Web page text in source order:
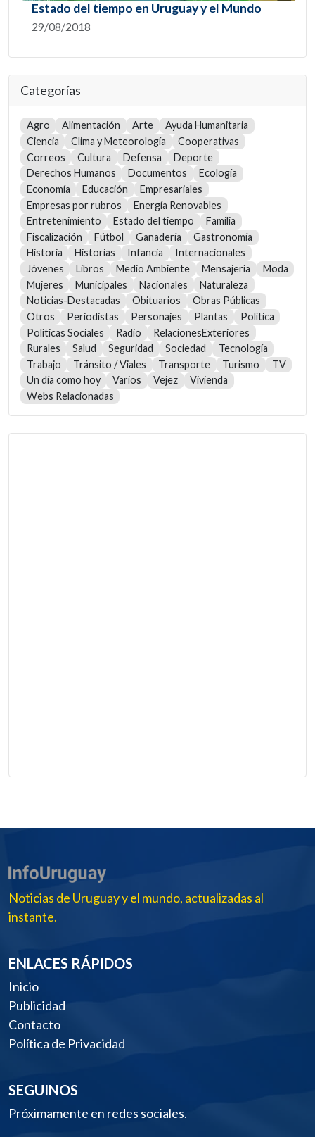
Estado del tiempo en Uruguay y el Mundo
29/08/2018
Categorías
Agro Alimentación Arte
Ayuda Humanitaria
Ciencia
Clima y Meteorología
Cooperativas
Correos
Cultura Defensa
Deporte
Derechos Humanos
Documentos
Ecología
Economía
Educación
Empresariales
Empresas por rubros
Energía Renovables
Entretenimiento
Estado del tiempo
Familia
Fiscalización
Fútbol Ganadería
Gastronomía
Historia
Historias Infancia
Internacionales
Jóvenes
Libros Medio Ambiente Mensajería
Moda
Mujeres
Municipales Nacionales
Naturaleza
Noticias-Destacadas
Obituarios
Obras Públicas
Otros
Periodistas Personajes Plantas
Política
Políticas Sociales
Radio
RelacionesExteriores
Rurales
Salud Seguridad Sociedad
Tecnología
Trabajo
Tránsito / Viales Transporte Turismo
TV
Un día como hoy
Varios Vejez
Vivienda
Webs Relacionadas
Noticias de Uruguay y el mundo, actualizadas al
instante.
ENLACES RÁPIDOS
Inicio
Publicidad
Contacto
Política de Privacidad
SEGUINOS
Próximamente en redes sociales.